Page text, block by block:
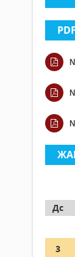
Дс
3